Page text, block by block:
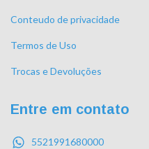
Conteudo de privacidade
Termos de Uso
Trocas e Devoluções
Entre em contato
5521991680000